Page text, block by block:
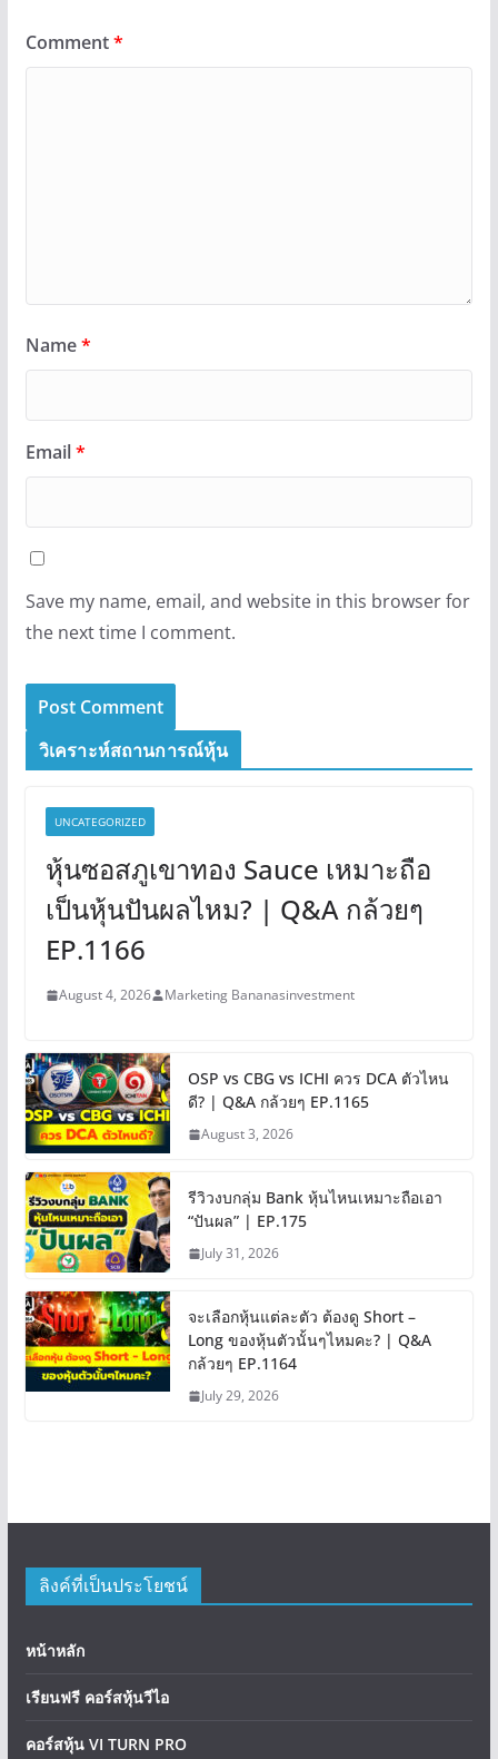
Comment*
Name*
Email*
Save my name, email, and website in this browser for
the next time I comment.
วิเคราะห์สถานการณ์หุ้น
UNCATEGORIZED
หุ้นซอสภูเขาทอง Sauce เหมาะถือ
เป็นหุ้นปันผลไหม? | Q&A กล้วยๆ
EP.1166
August 4, 2026 Marketing Bananasinvestment
OSP vs CBG vs ICHI ควร DCA ตัวไหน
ดี? | Q&A กล้วยๆ EP.1165
August 3, 2026
รีวิวงบกลุ่ม Bank หุ้นไหนเหมาะถือเอา
“ปันผล” | EP.175
July 31, 2026
จะเลือกหุ้นแต่ละตัว ต้องดู Short –
Long ของหุ้นตัวนั้นๆไหมคะ? | Q&A
กล้วยๆ EP.1164
July 29, 2026
ลิงค์ที่เป็นประโยชน์
หน้าหลัก
เรียนฟรี คอร์สหุ้นวีไอ
คอร์สหุ้น VI TURN PRO